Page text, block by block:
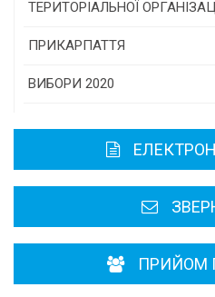
ТЕРИТОРІАЛЬНОЇ
ПРИКАРПАТТЯ
Історична довідка
Районні, міські ради
ВИБОРИ 2020
ПРИЙОМ